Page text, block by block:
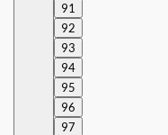
91
92
93
94
95
96
97